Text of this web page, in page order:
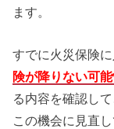
ます。
すでに火災保険に
険が降りない可
る内容を確認し
この機会に見直